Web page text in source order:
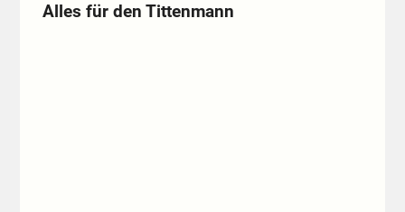
Alles für den Tittenmann